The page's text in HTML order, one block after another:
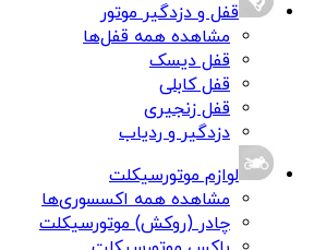
قفل و دزدگیر موتور
مشاهده همه قفل‌ها
قفل دیسک
قفل کابلی
قفل زنجیری
دزدگیر و ردیاب
لوازم موتورسیکلت
مشاهده همه اکسسوری‌ها
چادر (روکش) موتورسیکلت